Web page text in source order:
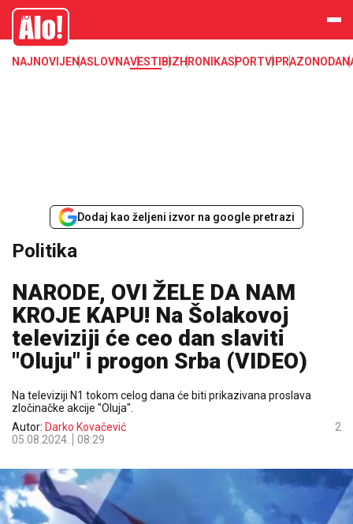
Alo
NAJNOVIJENASLOVNAVESTI BIZHRONIKASPORTVIPRAZONODA
Dodaj kao željeni izvor na google pretrazi
Politika
NARODE, OVI ŽELE DA NAM
KROJE KAPU! Na Šolakovoj
televiziji će ceo dan slaviti
"Oluju" i progon Srba (VIDEO)
Na televiziji N1 tokom celog dana će biti prikazivana proslava
zločinačke akcije "Oluja".
Autor: Darko Kovačević
05.08.2024.
08:29
2